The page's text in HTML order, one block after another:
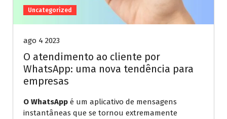
Uncategorized
ago 4 2023
O atendimento ao cliente por
WhatsApp: uma nova tendência para
empresas
O WhatsApp é um aplicativo de mensagens
instantâneas que se tornou extremamente